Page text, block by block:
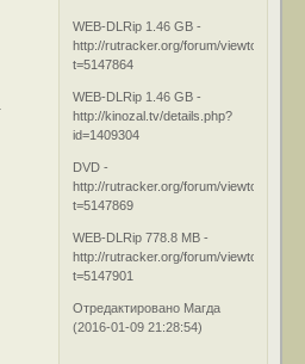
WEB-DLRip 1.46 GB -
http://rutracker.org/forum/
t=5147864
WEB-DLRip 1.46 GB -
http://kinozal.tv/details.php?
id=1409304
DVD -
http://rutracker.org/forum/
t=5147869
WEB-DLRip 778.8 MB -
http://rutracker.org/forum/
t=5147901
Отредактировано Магда
(2016-01-09 21:28:54)